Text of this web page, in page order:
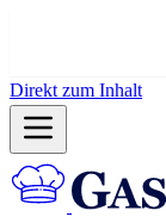
Direkt zum Inhalt